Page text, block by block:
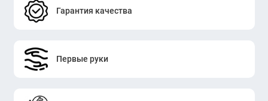
использовать как в небольших кабинетах, так и в
ERGO J26B-B1-20 Brown — практичный офисный
шкаф для продуманного и аккуратного рабочего
Гарантия качества
Первые руки